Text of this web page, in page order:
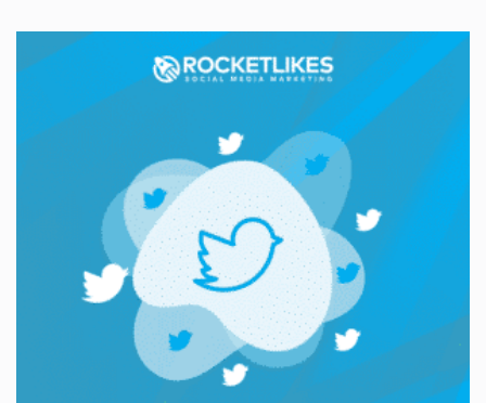
initial
était :
227,90€.
actuel
est :
179,00€.